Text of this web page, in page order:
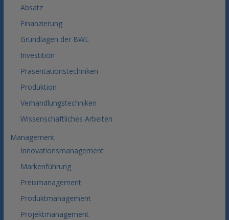
Absatz
Finanzierung
Grundlagen der BWL
Investition
Präsentationstechniken
Produktion
Verhandlungstechniken
Wissenschaftliches Arbeiten
Management
Innovationsmanagement
Markenführung
Preismanagement
Produktmanagement
Projektmanagement